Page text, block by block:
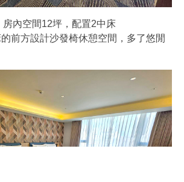
房內空間12坪，配置2中床
前方設計沙發椅休憩空間，多了悠閒